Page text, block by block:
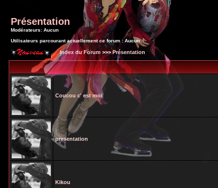
Présentation
Modérateurs: Aucun
Utilisateurs parcourant actuellement ce forum : Aucun
Index du Forum >>>Présentation
Coucou c' est moi
presentation
Kikou